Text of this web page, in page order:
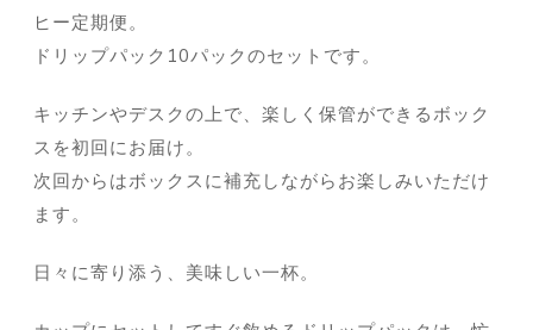
ヒー定期便。
ドリップパック10パックのセットです。
キッチンやデスクの上で、楽しく保管ができるボック
スを初回にお届け。
次回からはボックスに補充しながらお楽しみいただけ
ます。
日々に寄り添う、美味しい一杯。